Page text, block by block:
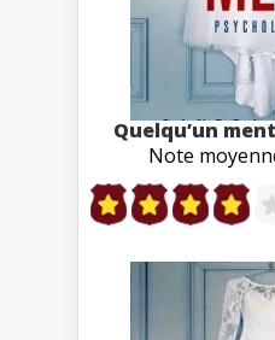
Quelqu’un
Note